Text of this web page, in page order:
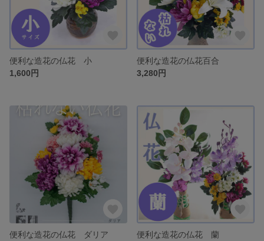
便利な造花の仏花 小
1,600円
便利な造花の仏花百合
3,280円
便利な造花の仏花 ダリア
便利な造花の仏花 蘭